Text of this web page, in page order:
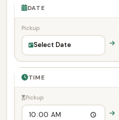
DATE
Pickup
Select Date
TIME
Pickup